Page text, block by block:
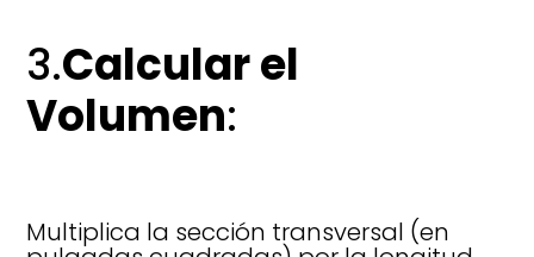
3.Calcular el
Volumen:
Multiplica la sección transversal (en